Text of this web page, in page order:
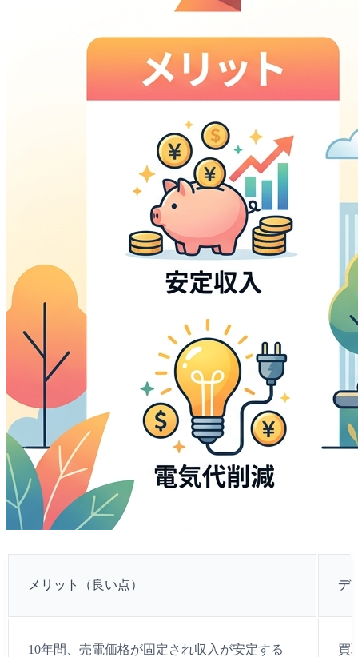
メリット（良い点） デ
10年間、売電価格が固定され収入が安定する 買